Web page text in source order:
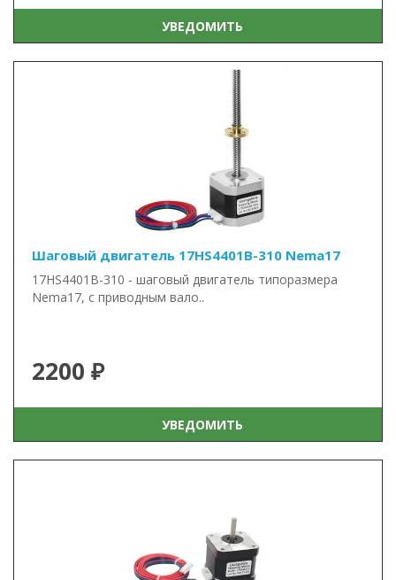
УВЕДОМИТЬ
Шаговый двигатель 17HS4401B-310 Nema17
17HS4401B-310 - шаговый двигатель типоразмера
Nema17, с приводным вало..
2200 ₽
УВЕДОМИТЬ